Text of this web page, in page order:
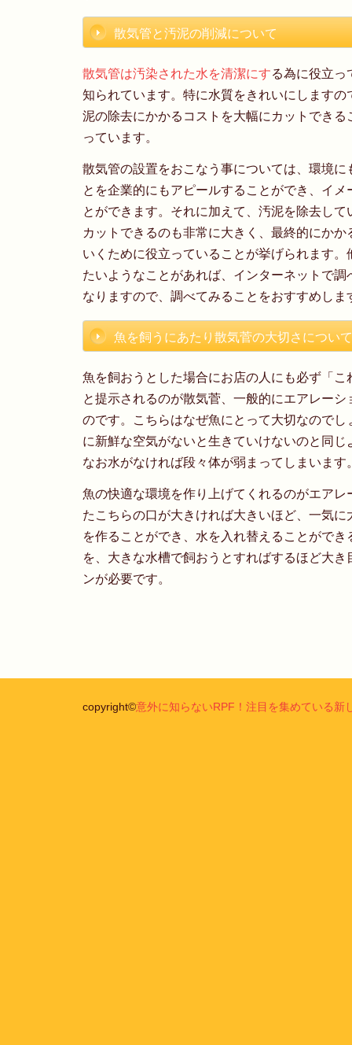
散気管と汚泥の削減について
散気管は汚染された水を清潔にする為に役立っ
知られています。特に水質をきれいにしますの
泥の除去にかかるコストを大幅にカットできる
っています。
散気管の設置をおこなう事については、環境に
とを企業的にもアピールすることができ、イメ
とができます。それに加えて、汚泥を除去して
カットできるのも非常に大きく、最終的にかか
いくために役立っていることが挙げられます。
たいようなことがあれば、インターネットで調
なりますので、調べてみることをおすすめしま
魚を飼うにあたり散気菅の大切さについて
魚を飼おうとした場合にお店の人にも必ず「こ
と提示されるのが散気菅、一般的にエアレーシ
のです。こちらはなぜ魚にとって大切なのでし
に新鮮な空気がないと生きていけないのと同じ
なお水がなければ段々体が弱まってしまいます
魚の快適な環境を作り上げてくれるのがエアレ
たこちらの口が大きければ大きいほど、一気に
を作ることができ、水を入れ替えることができ
を、大きな水槽で飼おうとすればするほど大き
ンが必要です。
copyright©意外に知らないRPF！注目を集めている新